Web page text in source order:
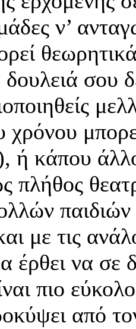
ν’
δουλειά σου
ή κάπου
πλήθος
με τις
έρθει να σε
πιο
από